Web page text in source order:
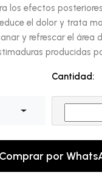
los efectos
el dolor y trata
y refrescar el área
producidas
Cantidad:
Comprar por